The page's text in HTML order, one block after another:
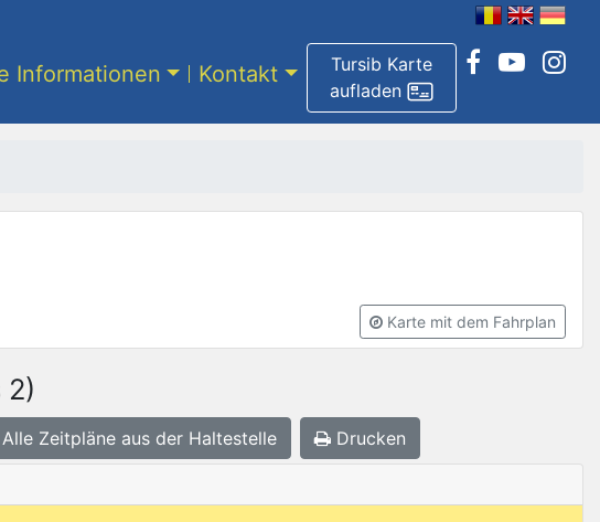
Tursib Karte
aufladen
Informationen Kontakt
Karte mit dem Fahrplan
2)
Alle Zeitpläne aus der Haltestelle Drucken